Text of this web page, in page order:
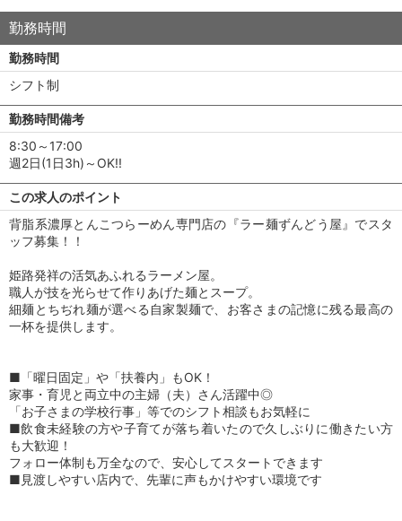
勤務時間
勤務時間
シフト制
勤務時間備考
8:30～17:00
週2日(1日3h)～OK!!
この求人のポイント
背脂系濃厚とんこつらーめん専門店の『ラー麺ずんどう屋』でスタ
ッフ募集！！
姫路発祥の活気あふれるラーメン屋。
職人が技を光らせて作りあげた麺とスープ。
細麺とちぢれ麺が選べる自家製麺で、お客さまの記憶に残る最高の
一杯を提供します。
■「曜日固定」や「扶養内」もOK！
家事・育児と両立中の主婦（夫）さん活躍中◎
「お子さまの学校行事」等でのシフト相談もお気軽に
■飲食未経験の方や子育てが落ち着いたので久しぶりに働きたい方
も大歓迎！
フォロー体制も万全なので、安心してスタートできます
■見渡しやすい店内で、先輩に声もかけやすい環境です